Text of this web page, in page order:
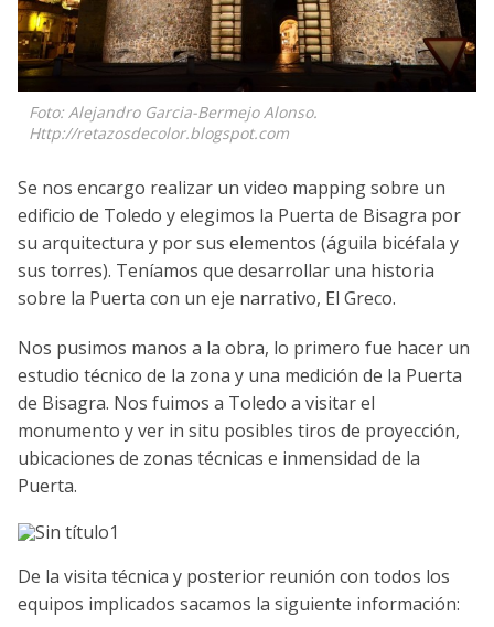
Foto: Alejandro Garcia-Bermejo Alonso.
Http://retazosdecolor.blogspot.com
Se nos encargo realizar un video mapping sobre un
edificio de Toledo y elegimos la Puerta de Bisagra por
su arquitectura y por sus elementos (águila bicéfala y
sus torres). Teníamos que desarrollar una historia
sobre la Puerta con un eje narrativo, El Greco.
Nos pusimos manos a la obra, lo primero fue hacer un
estudio técnico de la zona y una medición de la Puerta
de Bisagra. Nos fuimos a Toledo a visitar el
monumento y ver in situ posibles tiros de proyección,
ubicaciones de zonas técnicas e inmensidad de la
Puerta.
De la visita técnica y posterior reunión con todos los
equipos implicados sacamos la siguiente información: